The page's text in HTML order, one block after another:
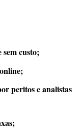
sem custo;
peritos e analistas